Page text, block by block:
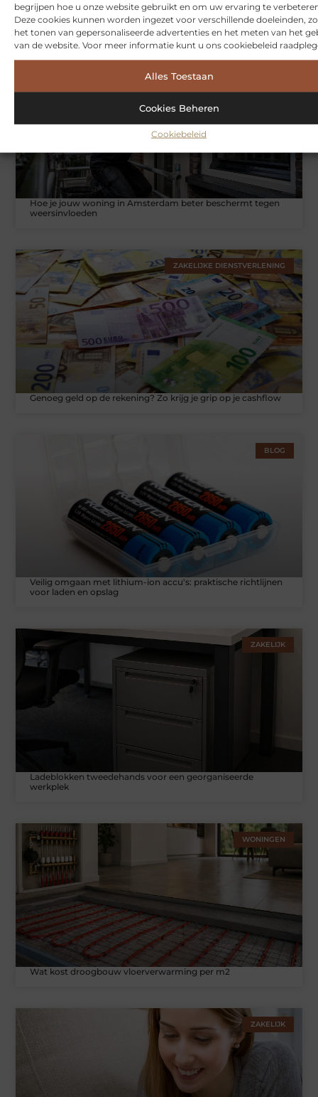
begrijpen hoe u onze website gebruikt en om uw ervaring te
Deze cookies kunnen worden ingezet voor verschillende doeleinden,
het tonen van gepersonaliseerde advertenties en het meten van het
van de website. Voor meer informatie kunt u ons cookiebeleid
Alles Toestaan
Cookies Beheren
Cookiebeleid
Symbiont360: Innovatieve EMS-training in Utrecht voor een
effectieve workout
Hoe je jouw woning in Amsterdam beter beschermt tegen
weersinvloeden
ZAKELIJKE DIENSTVERLENING
Genoeg geld op de rekening? Zo krijg je grip op je cashflow
BLOG
Veilig omgaan met lithium-ion accu's: praktische richtlijnen
voor laden en opslag
ZAKELIJK
Ladeblokken tweedehands voor een georganiseerde
werkplek
WONINGEN
Wat kost droogbouw vloerverwarming per m2
ZAKELIJK